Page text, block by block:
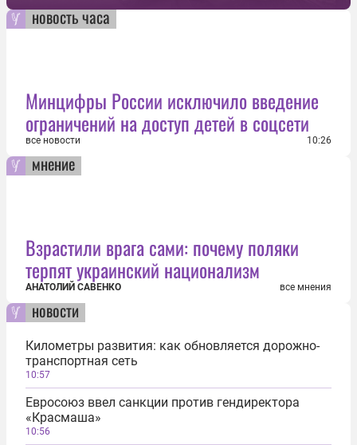
новость часа
Минцифры России исключило введение
ограничений на доступ детей в соцсети
все новости 10:26
мнение
Взрастили врага сами: почему поляки
терпят украинский национализм
АНАТОЛИЙ САВЕНКО все мнения
новости
Километры развития: как обновляется дорожно-
транспортная сеть
10:57
Евросоюз ввел санкции против гендиректора
«Красмаша»
10:56